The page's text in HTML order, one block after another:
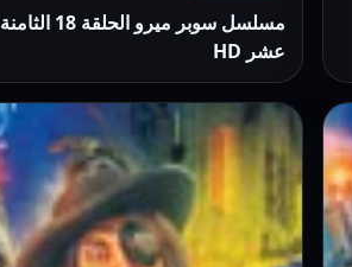
مسلسل سوبر ميرو الحلقة 18 الثامنة
عشر HD